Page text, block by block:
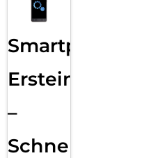
Smartphone
Ersteinrichtung
–
Schnelle